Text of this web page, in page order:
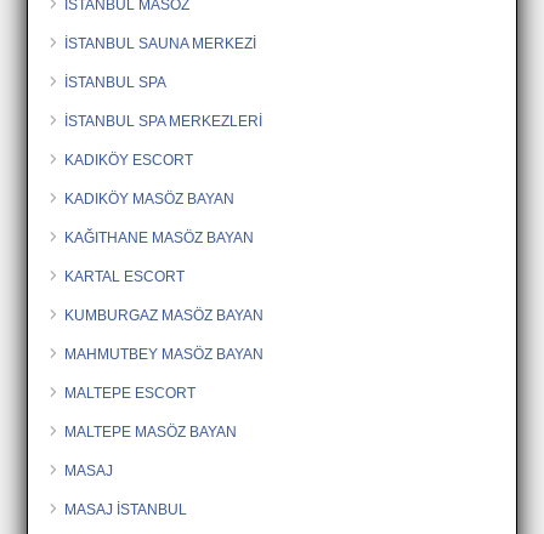
İSTANBUL MASÖZ
İSTANBUL SAUNA MERKEZİ
İSTANBUL SPA
İSTANBUL SPA MERKEZLERİ
KADIKÖY ESCORT
KADIKÖY MASÖZ BAYAN
KAĞITHANE MASÖZ BAYAN
KARTAL ESCORT
KUMBURGAZ MASÖZ BAYAN
MAHMUTBEY MASÖZ BAYAN
MALTEPE ESCORT
MALTEPE MASÖZ BAYAN
MASAJ
MASAJ İSTANBUL